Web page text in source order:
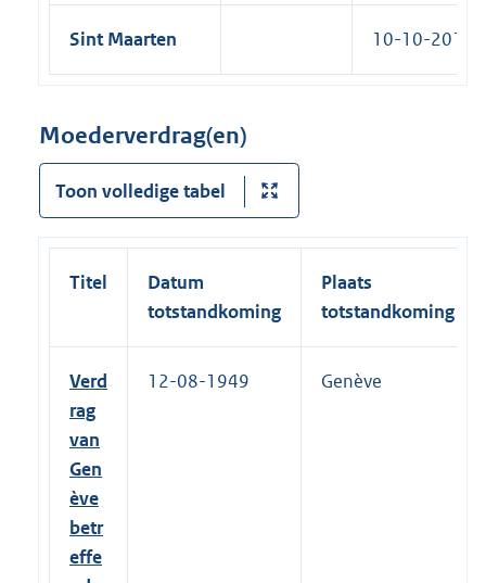
Sint Maarten 10-10-2010
Moederverdrag(en)
Toon volledige tabel
Titel
Datum
totstandkoming
Plaats
totstandkoming
Verd
rag
van
Gen
ève
betr
effe
12-08-1949 Genève